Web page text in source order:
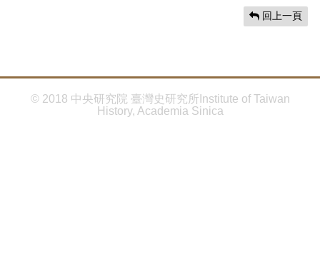
回上一頁
© 2018 中央研究院 臺灣史研究所Institute of Taiwan
History, Academia Sinica